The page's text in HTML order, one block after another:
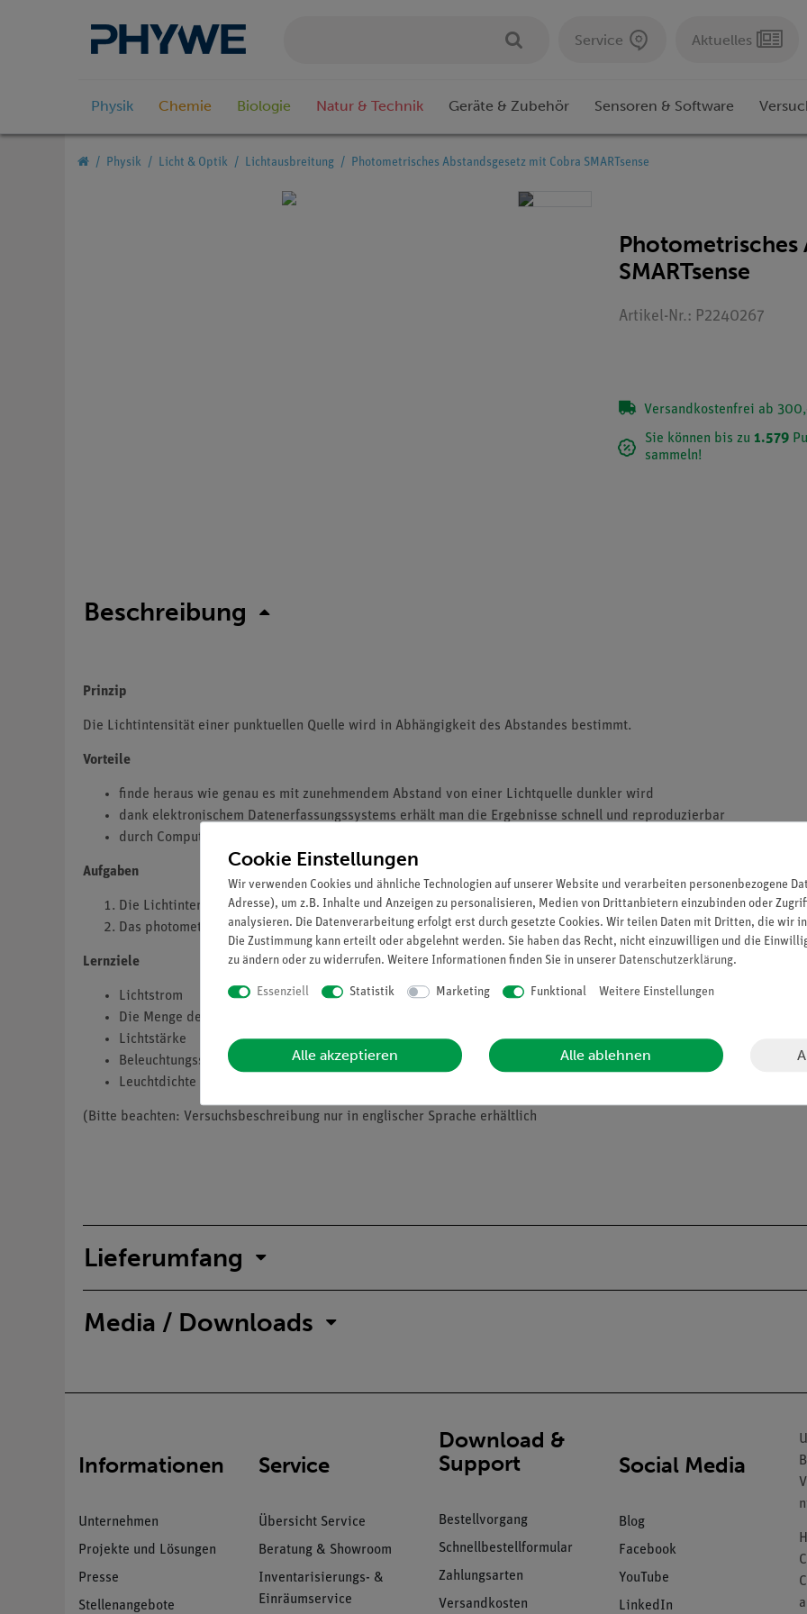
Service Aktuelles
Physik Chemie Biologie Natur & Technik Geräte & Zubehör Sensoren & Software
Physik Licht & Optik Lichtausbreitung Photometrisches Abstandsgesetz mit Cobra SMARTsense
Photometrisches
SMARTsense
Artikel-Nr.: P2240267
Versandkostenfrei ab
Sie können bis zu 1.579
sammeln!
Beschreibung
Prinzip
Die Lichtintensität einer punktuellen Quelle wird in Abhängigkeit des Abstandes bestimmt.
Vorteile
finde heraus wie genau es mit zunehmendem Abstand von einer Lichtquelle dunkler wird
dank elektronischem Datenerfassungssystems erhält man die Ergebnisse schnell und reproduzierbar
durch Computernutzung können Ergebnisse schnell analysiert und mit der Theorie verglichen werden
Aufgaben
Die Lichtintensität einer punktuellen Quelle wird in Abhängigkeit des Abstandes bestimmt.
Das photometrische Gesetz der Distanz ergibt sich, indem die Beleuchtungsstärke in Abhängigkeit vom
Lernziele
Lichtstrom
Die Menge des Lichts
Lichtstärke
Beleuchtungsstärke
Leuchtdichte
(Bitte beachten: Versuchsbeschreibung nur in englischer Sprache erhältlich
Lieferumfang
Media / Downloads
Informationen
Unternehmen
Projekte und Lösungen
Presse
Stellenangebote
Service
Übersicht Service
Beratung & Showroom
Inventarisierungs- &
Einräumservice
Download &
Support
Bestellvorgang
Schnellbestellformular
Zahlungsarten
Versandkosten
Social Media
Blog
Facebook
YouTube
LinkedIn
Cookie Einstellungen
Wir verwenden Cookies und ähnliche Technologien auf unserer Website und verarbeiten personenbezogene
Adresse), um z.B. Inhalte und Anzeigen zu personalisieren, Medien von Drittanbietern einzubinden oder
analysieren. Die Datenverarbeitung erfolgt erst durch gesetzte Cookies. Wir teilen Daten mit Dritten, die wir
Die Zustimmung kann erteilt oder abgelehnt werden. Sie haben das Recht, nicht einzuwilligen und die
zu ändern oder zu widerrufen. Weitere Informationen finden Sie in unserer Daten­schutz­erklärung.
Essenziell Statistik Marketing Funktional Weitere Einstellungen
Alle akzeptieren Alle ablehnen